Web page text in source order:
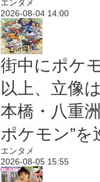
エンタメ
2026-08-04 14:00
街中にポケ
以上、立像
本橋・八重
ポケモン”を
エンタメ
2026-08-05 15:55